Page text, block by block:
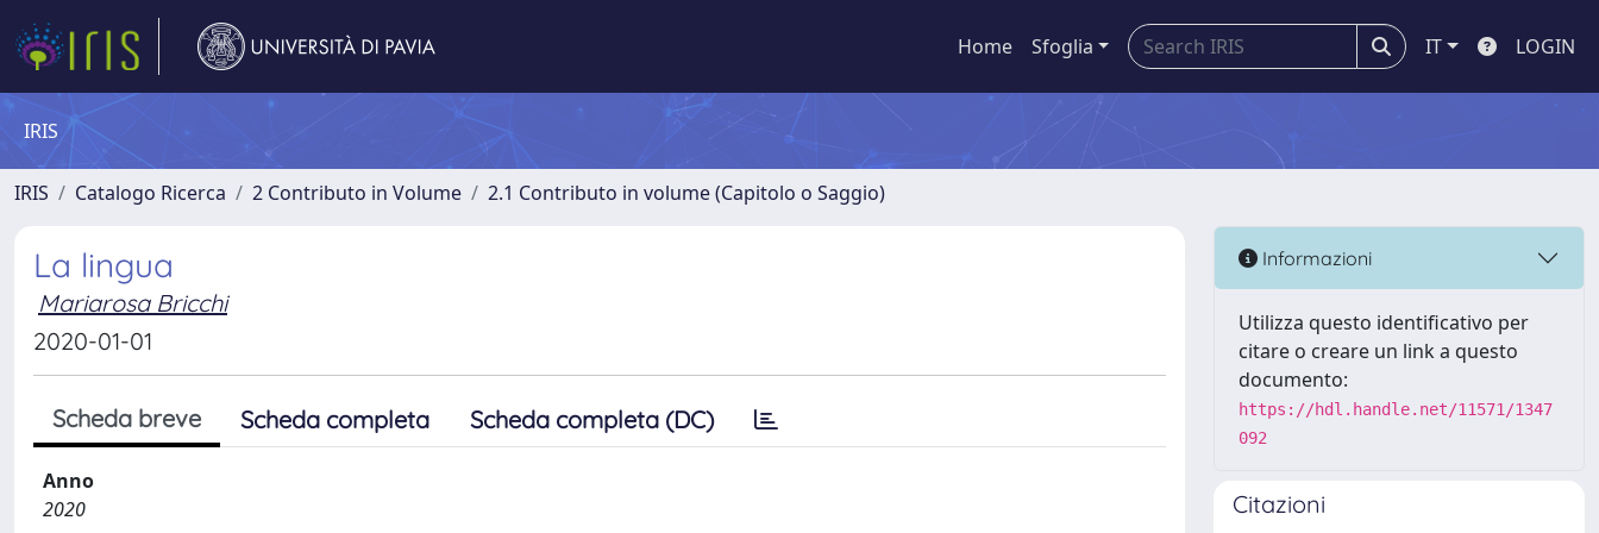
Home Sfoglia IT LOGIN
IRIS
IRIS Catalogo Ricerca 2 Contributo in Volume 2.1 Contributo in volume (Capitolo o Saggio)
La lingua
Mariarosa Bricchi
2020-01-01
Scheda breve Scheda completa Scheda completa (DC)
Anno
2020
Informazioni
Utilizza questo identificativo per
citare o creare un link a questo
documento:
https://hdl.handle.net/11571/1347
092
Citazioni